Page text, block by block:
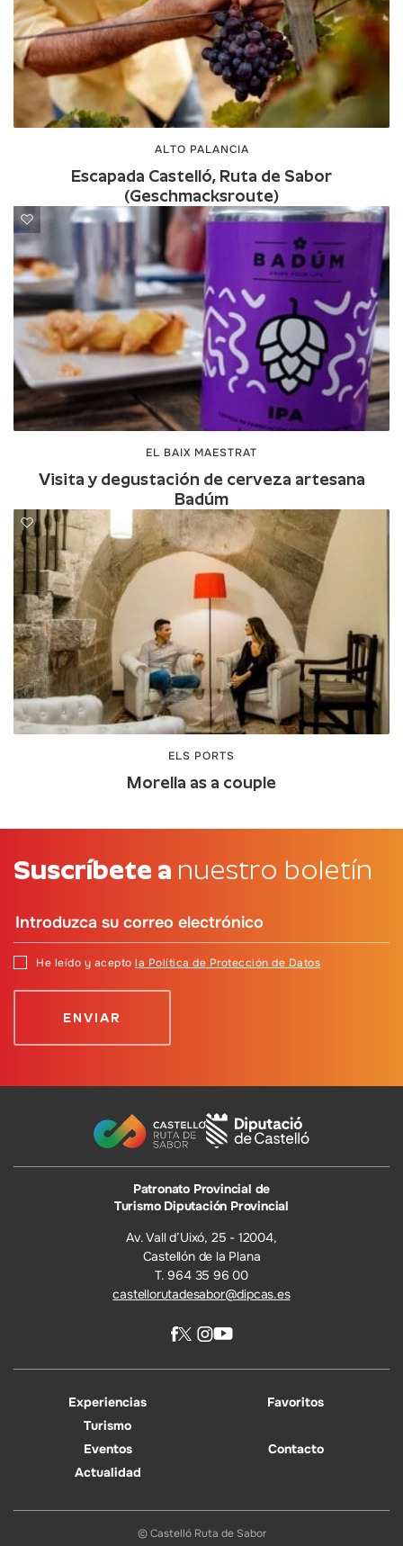
ALTO PALANCIA
Escapada Castelló, Ruta de Sabor
(Geschmacksroute)
EL BAIX MAESTRAT
Visita y degustación de cerveza artesana
Badúm
ELS PORTS
Morella as a couple
Suscríbete a nuestro boletín
He leído y acepto la Política de Protección de Datos
Patronato Provincial de
Turismo Diputación Provincial
Av. Vall d’Uixó, 25 - 12004,
Castellón de la Plana
T. 964 35 96 00
castellorutadesabor@dipcas.es
Experiencias
Turismo
Eventos
Actualidad
Favoritos
Contacto
© Castelló Ruta de Sabor